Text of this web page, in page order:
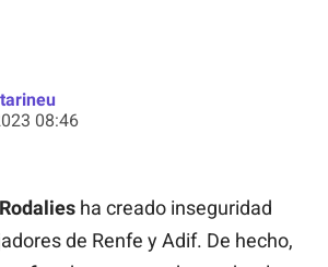
08:46
ha creado inseguridad
de Renfe y Adif. De hecho,